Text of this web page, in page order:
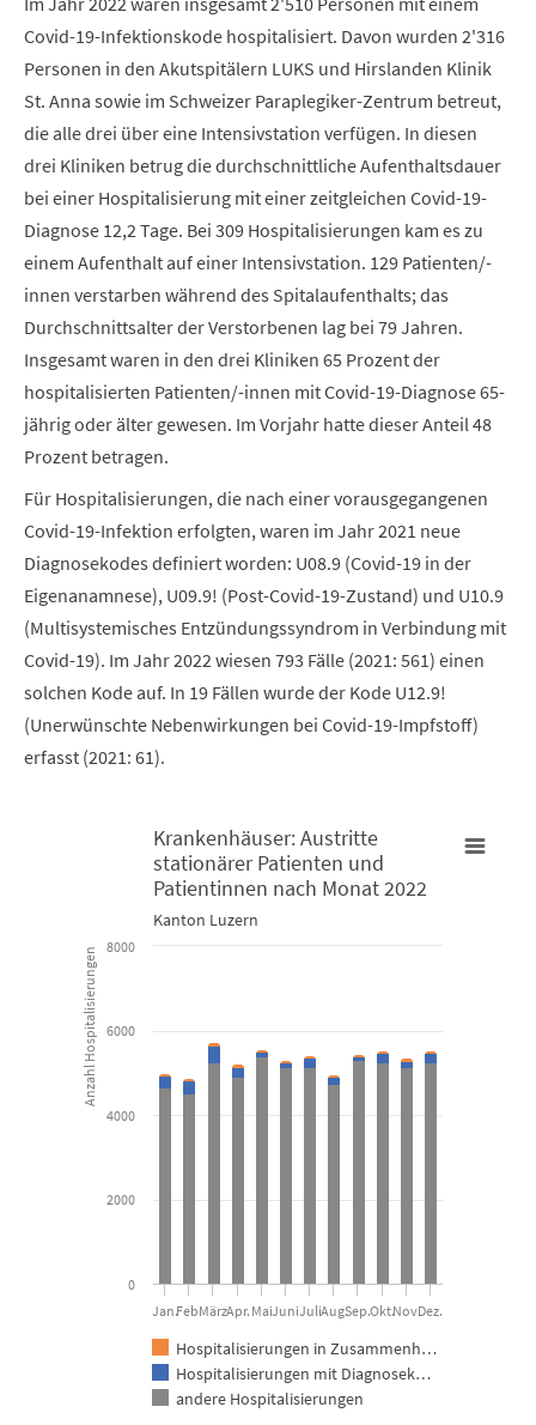
Covid-19-Infektionskode hospitalisiert. Davon wurden 2'316
Personen in den Akutspitälern LUKS und Hirslanden Klinik
St. Anna sowie im Schweizer Paraplegiker-Zentrum betreut,
die alle drei über eine Intensivstation verfügen. In diesen
drei Kliniken betrug die durchschnittliche Aufenthaltsdauer
bei einer Hospitalisierung mit einer zeitgleichen Covid-19-
Diagnose 12,2 Tage. Bei 309 Hospitalisierungen kam es zu
einem Aufenthalt auf einer Intensivstation. 129 Patienten/-
innen verstarben während des Spitalaufenthalts; das
Durchschnittsalter der Verstorbenen lag bei 79 Jahren.
Insgesamt waren in den drei Kliniken 65 Prozent der
hospitalisierten Patienten/-innen mit Covid-19-Diagnose 65-
jährig oder älter gewesen. Im Vorjahr hatte dieser Anteil 48
Prozent betragen.
Für Hospitalisierungen, die nach einer vorausgegangenen
Covid-19-Infektion erfolgten, waren im Jahr 2021 neue
Diagnosekodes definiert worden: U08.9 (Covid-19 in der
Eigenanamnese), U09.9! (Post-Covid-19-Zustand) und U10.9
(Multisystemisches Entzündungssyndrom in Verbindung mit
Covid-19). Im Jahr 2022 wiesen 793 Fälle (2021: 561) einen
solchen Kode auf. In 19 Fällen wurde der Kode U12.9!
(Unerwünschte Nebenwirkungen bei Covid-19-Impfstoff)
erfasst (2021: 61).
Krankenhäuser: Austritte stationärer Patienten und
Bar chart with 3 data series.
Kanton Luzern
View as data table, Krankenhäuser: Austritte
The chart has 1 X axis displaying categories.
The chart has 1 Y axis displaying Anzahl Hospitalisierungen.
Anzahl Hospitalisierungen
Krankenhäuser: Austritte
stationärer Patienten und
Patientinnen nach Monat 2022
Kanton Luzern
Hospitalisierungen in Zusammenh…
Hospitalisierungen mit Diagnosek…
andere Hospitalisierungen
Jan.Feb.MärzApr. MaiJuniJuliAug.Sep.Okt.Nov.Dez.
0
2000
4000
6000
8000